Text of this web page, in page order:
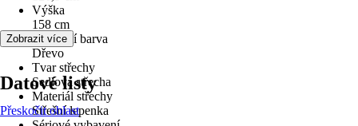
Výška
158 cm
Základní barva
Dřevo
Tvar střechy
Sedlová střecha
Materiál střechy
Střešní lepenka
Zobrazit více
Datové listy
Přeskočit oblast